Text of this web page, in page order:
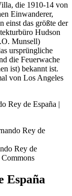
die 1910-14 von
Einwanderer,
einst das größte der
Hudson
Munsell)
ursprüngliche
die Feuerwache
ist) bekannt ist.
von Los Angeles
Rey de España |
Rey de
España